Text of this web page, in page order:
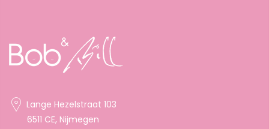
Lange Hezelstraat 103
6511 CE, Nijmegen